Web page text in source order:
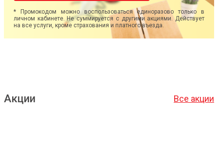
* Промокодом можно воспользоваться единоразово только в
личном кабинете. Не суммируется с другими акциями. Действует
на все услуги, кроме страхования и платного въезда.
Акции Все акции